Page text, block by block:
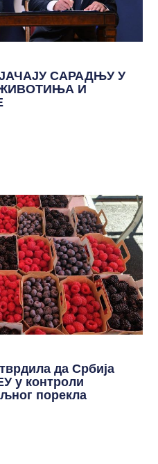
САРАДЊУ У
И
да Србија
у контроли
порекла